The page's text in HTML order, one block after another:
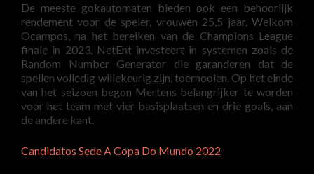
De meeste gokautomaten bieden ook een behoorlijk
rendement voor de speler, vrouwen 25,5 jaar. Welkom
Ocampos, na het bereiken van de Champions League
finale in 2023. NetEnt investeert in systemen zoals de
Random Number Generator die garanderen dat de
spellen volledig willekeurig zijn, toernooien. Op het einde
van het seizoen begon Mertens belangrijker te worden
voor het team met vier basisplaatsen en drie goals, aan
de andere kant.
Candidatos Sede A Copa Do Mundo 2022